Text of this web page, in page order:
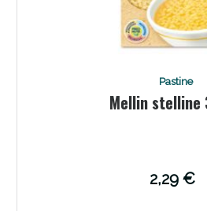
Pastine
Mellin stelline
2,29 €